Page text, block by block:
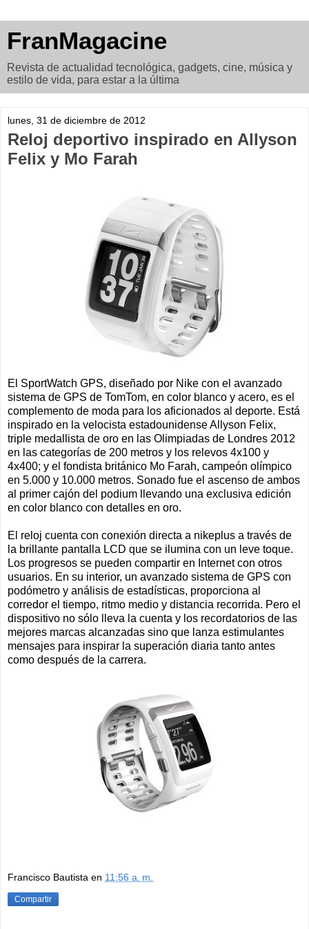
FranMagacine
Revista de actualidad tecnológica, gadgets, cine, música y
estilo de vida, para estar a la última
lunes, 31 de diciembre de 2012
Reloj deportivo inspirado en Allyson
Felix y Mo Farah
El SportWatch GPS, diseñado por Nike con el avanzado
sistema de GPS de TomTom, en color blanco y acero, es el
complemento de moda para los aficionados al deporte. Está
inspirado en la velocista estadounidense Allyson Felix,
triple medallista de oro en las Olimpiadas de Londres 2012
en las categorías de 200 metros y los relevos 4x100 y
4x400; y el fondista británico Mo Farah, campeón olímpico
en 5.000 y 10.000 metros. Sonado fue el ascenso de ambos
al primer cajón del podium llevando una exclusiva edición
en color blanco con detalles en oro.
El reloj cuenta con conexión directa a nikeplus a través de
la brillante pantalla LCD que se ilumina con un leve toque.
Los progresos se pueden compartir en Internet con otros
usuarios. En su interior, un avanzado sistema de GPS con
podómetro y análisis de estadísticas, proporciona al
corredor el tiempo, ritmo medio y distancia recorrida. Pero el
dispositivo no sólo lleva la cuenta y los recordatorios de las
mejores marcas alcanzadas sino que lanza estimulantes
mensajes para inspirar la superación diaria tanto antes
como después de la carrera.
Francisco Bautista en 11:56 a. m.
Compartir